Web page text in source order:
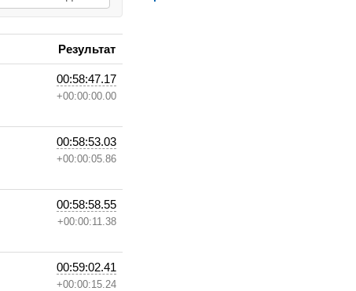
Результат
00:58:47.17
+00:00:00.00
00:58:53.03
+00:00:05.86
00:58:58.55
+00:00:11.38
00:59:02.41
+00:00:15.24